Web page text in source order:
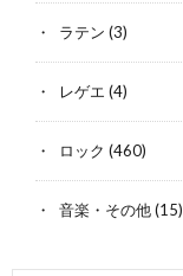
ラテン (3)
レゲエ (4)
ロック (460)
音楽・その他(15)